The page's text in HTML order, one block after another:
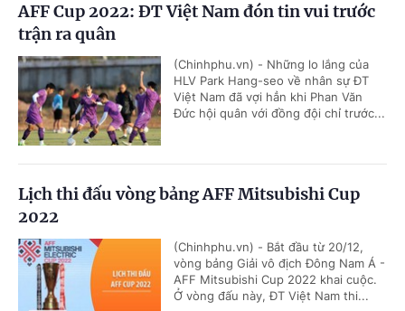
AFF Cup 2022: ĐT Việt Nam đón tin vui trước
trận ra quân
(Chinhphu.vn) - Những lo lắng của
HLV Park Hang-seo về nhân sự ĐT
Việt Nam đã vợi hẳn khi Phan Văn
Đức hội quân với đồng đội chỉ trước...
Lịch thi đấu vòng bảng AFF Mitsubishi Cup
2022
(Chinhphu.vn) - Bắt đầu từ 20/12,
vòng bảng Giải vô địch Đông Nam Á -
AFF Mitsubishi Cup 2022 khai cuộc.
Ở vòng đấu này, ĐT Việt Nam thi...